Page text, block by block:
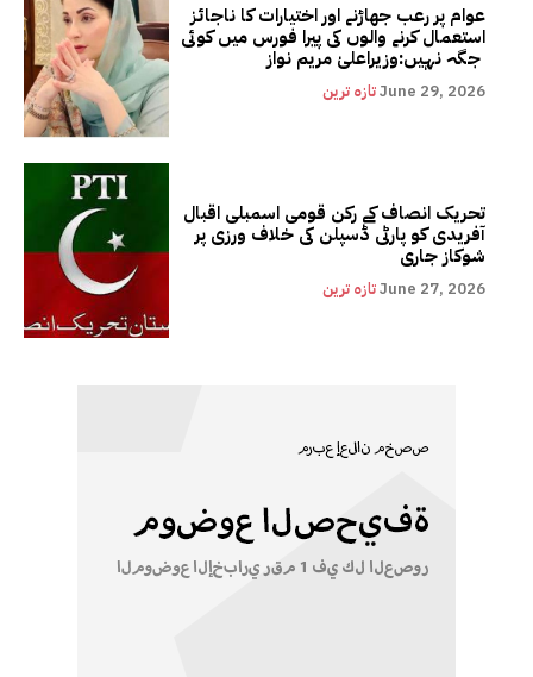
عوام پر رعب جھاڑنے اور اختیارات کا ناجائز
استعمال کرنے والوں کی پیرا فورس میں کوئی
تازہ ترینJune 29, 2026
تحریک انصاف کے رکن قومی اسمبلی اقبال
آفریدی کو پارٹی ڈسپلن کی خلاف ورزی پر
شوکاز جاری
تازہ ترینJune 27, 2026